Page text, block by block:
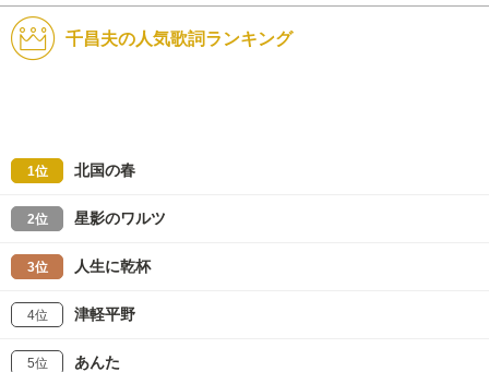
千昌夫の人気歌詞ランキング
1位 北国の春
2位 星影のワルツ
3位 人生に乾杯
4位 津軽平野
5位 あんた